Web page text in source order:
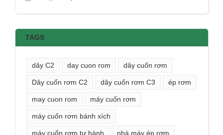
TAGS
dây C2 day cuon rom dây cuốn rơm
Dây cuốn rơm C2 dây cuốn rơm C3 ép rơm
may cuon rom máy cuốn rơm
máy cuốn rơm bánh xích
máy cuốn rơm tự hành nhà máy ép rơm